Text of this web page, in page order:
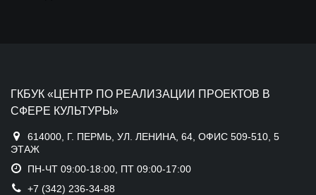
ГКБУК «ЦЕНТР ПО РЕАЛИЗАЦИИ ПРОЕКТОВ В
СФЕРЕ КУЛЬТУРЫ»
614000, Г. ПЕРМЬ, УЛ. ЛЕНИНА, 64, ОФИС 509-510, 5
ЭТАЖ
ПН-ЧТ 09:00-18:00, ПТ 09:00-17:00
+7 (342) 236-34-88